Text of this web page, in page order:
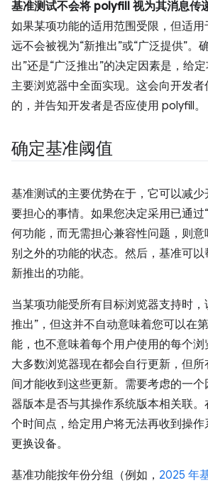
基准测试不会将 polyfill 视为其消息传
如果某项功能的适用范围受限，但适
远不会被视为“新推出”或“广泛提供”。
出”还是“广泛推出”的决定因素是，给
主要浏览器中全面实现。这会向开发
的，并告知开发者是否应使用 polyfill。
确定基准阈值
基准测试的主要优势在于，它可以减
要担心的事情。如果您决定采用已通过
何功能，而无需担心兼容性问题，则
别之外的功能的状态。然后，基准可
新推出的功能。
当某项功能受所有目标浏览器支持时，
推出”，但这并不自动意味着您可以在
能，也不意味着每个用户使用的每个浏
大多数浏览器现在都会自行更新，但
间才能收到这些更新。需要考虑的一
器版本是否与其操作系统版本相关联
个时间点，给定用户将无法再收到操
更换设备。
基准功能按年份分组（例如， 2025 年